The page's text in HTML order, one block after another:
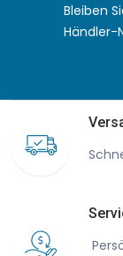
Bleiben
Händler-